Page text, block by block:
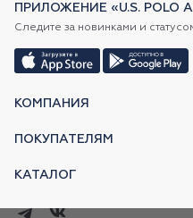
КОМПАНИЯ
ПОКУПАТЕЛЯМ
КАТАЛОГ
ПРИЛОЖЕНИЕ «U.S. POLO
Следите за новинками и